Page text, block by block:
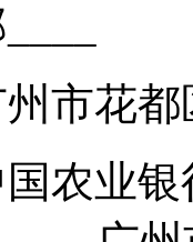
市花都
农业